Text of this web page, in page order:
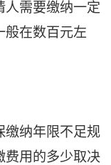
人需要缴纳一定
般在数百元左
缴纳年限不足规
费用的多少取决